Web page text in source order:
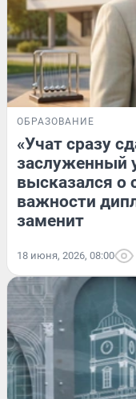
ОБРАЗОВАНИЕ
«Учат сразу
заслуженный
высказался о
важности
заменит
18 июня, 2026, 08:00